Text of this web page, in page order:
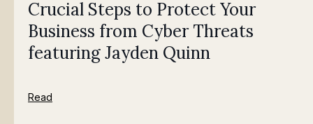
Crucial Steps to Protect Your
Business from Cyber Threats
featuring Jayden Quinn
Read